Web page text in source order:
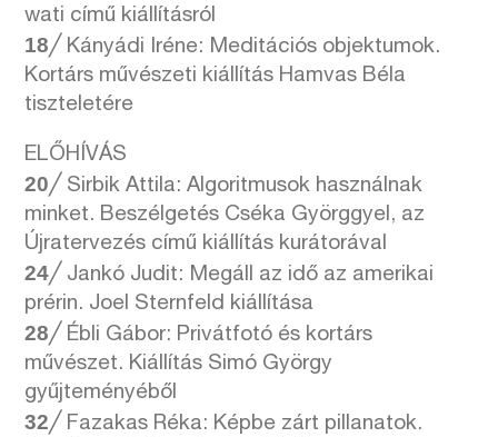
wati című kiállításról
18╱ Kányádi Iréne: Meditációs objektumok.
Kortárs művészeti kiállítás Hamvas Béla
tiszteletére
ELŐHÍVÁS
20╱ Sirbik Attila: Algoritmusok használnak
minket. Beszélgetés Cséka Györggyel, az
Újratervezés című kiállítás kurátorával
24╱ Jankó Judit: Megáll az idő az amerikai
prérin. Joel Sternfeld kiállítása
28╱ Ébli Gábor: Privátfotó és kortárs
művészet. Kiállítás Simó György
gyűjteményéből
32╱ Fazakas Réka: Képbe zárt pillanatok.